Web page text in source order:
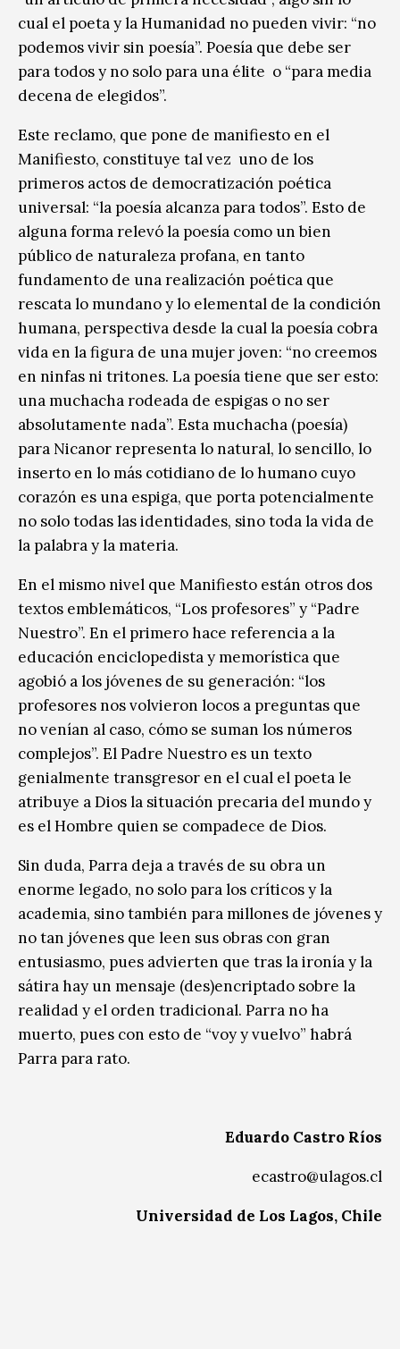
cual el poeta y la Humanidad no pueden vivir: “no
podemos vivir sin poesía”. Poesía que debe ser
para todos y no solo para una élite o “para media
decena de elegidos”.
Este reclamo, que pone de manifiesto en el
Manifiesto, constituye tal vez uno de los
primeros actos de democratización poética
universal: “la poesía alcanza para todos”. Esto de
alguna forma relevó la poesía como un bien
público de naturaleza profana, en tanto
fundamento de una realización poética que
rescata lo mundano y lo elemental de la condición
humana, perspectiva desde la cual la poesía cobra
vida en la figura de una mujer joven: “no creemos
en ninfas ni tritones. La poesía tiene que ser esto:
una muchacha rodeada de espigas o no ser
absolutamente nada”. Esta muchacha (poesía)
para Nicanor representa lo natural, lo sencillo, lo
inserto en lo más cotidiano de lo humano cuyo
corazón es una espiga, que porta potencialmente
no solo todas las identidades, sino toda la vida de
la palabra y la materia.
En el mismo nivel que Manifiesto están otros dos
textos emblemáticos, “Los profesores” y “Padre
Nuestro”. En el primero hace referencia a la
educación enciclopedista y memorística que
agobió a los jóvenes de su generación: “los
profesores nos volvieron locos a preguntas que
no venían al caso, cómo se suman los números
complejos”. El Padre Nuestro es un texto
genialmente transgresor en el cual el poeta le
atribuye a Dios la situación precaria del mundo y
es el Hombre quien se compadece de Dios.
Sin duda, Parra deja a través de su obra un
enorme legado, no solo para los críticos y la
academia, sino también para millones de jóvenes y
no tan jóvenes que leen sus obras con gran
entusiasmo, pues advierten que tras la ironía y la
sátira hay un mensaje (des)encriptado sobre la
realidad y el orden tradicional. Parra no ha
muerto, pues con esto de “voy y vuelvo” habrá
Parra para rato.
Eduardo Castro Ríos
ecastro@ulagos.cl
Universidad de Los Lagos, Chile